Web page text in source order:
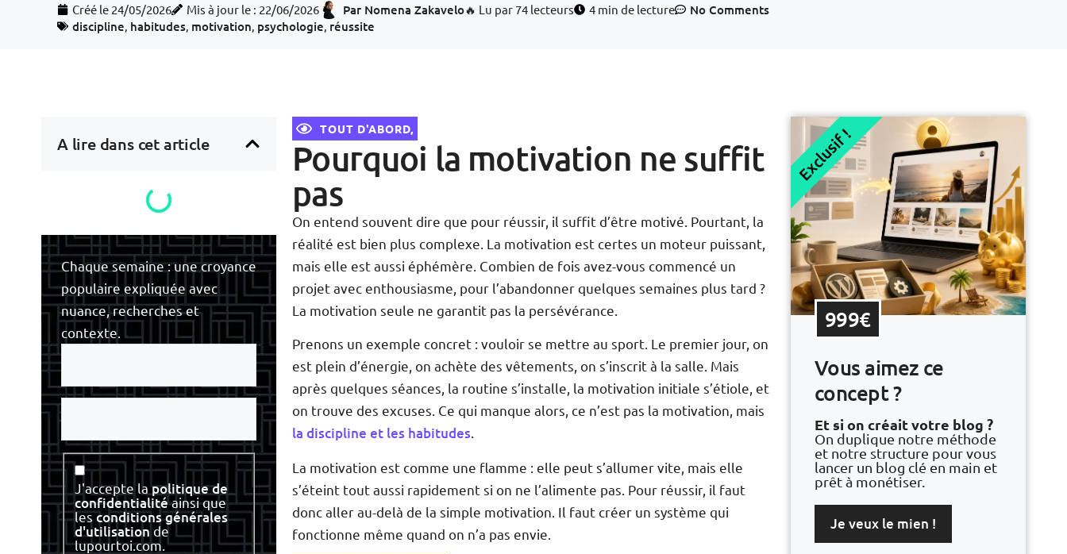
Créé le 24/05/2026 Mis à jour le : 22/06/2026 Par Nomena Zakavelo🔥 Lu par 74 lecteurs 4 min de lecture
No Comments
discipline, habitudes, motivation, psychologie, réussite
A lire dans cet article
Chaque semaine : une croyance
populaire expliquée avec
nuance, recherches et
contexte.
Votre
e-
mail
Votre
nom
Consentement
J'accepte lapolitique de
confidentialitéainsi que
lesconditions générales
d'utilisation de
lupourtoi.com.
TOUT D'ABORD,
Pourquoi la motivation ne suffit
pas
On entend souvent dire que pour réussir, il suffit d’être motivé. Pourtant, la
réalité est bien plus complexe. La motivation est certes un moteur puissant,
mais elle est aussi éphémère. Combien de fois avez-vous commencé un
projet avec enthousiasme, pour l’abandonner quelques semaines plus tard ?
La motivation seule ne garantit pas la persévérance.
Prenons un exemple concret : vouloir se mettre au sport. Le premier jour, on
est plein d’énergie, on achète des vêtements, on s’inscrit à la salle. Mais
après quelques séances, la routine s’installe, la motivation initiale s’étiole, et
on trouve des excuses. Ce qui manque alors, ce n’est pas la motivation, mais
la discipline et les habitudes.
La motivation est comme une flamme : elle peut s’allumer vite, mais elle
s’éteint tout aussi rapidement si on ne l’alimente pas. Pour réussir, il faut
donc aller au-delà de la simple motivation. Il faut créer un système qui
fonctionne même quand on n’a pas envie.
999€
Vous aimez ce
concept ?
Et si on créait votre blog ?
On duplique notre méthode
et notre structure pour vous
lancer un blog clé en main et
prêt à monétiser.
Je veux le mien !
Exclusif !